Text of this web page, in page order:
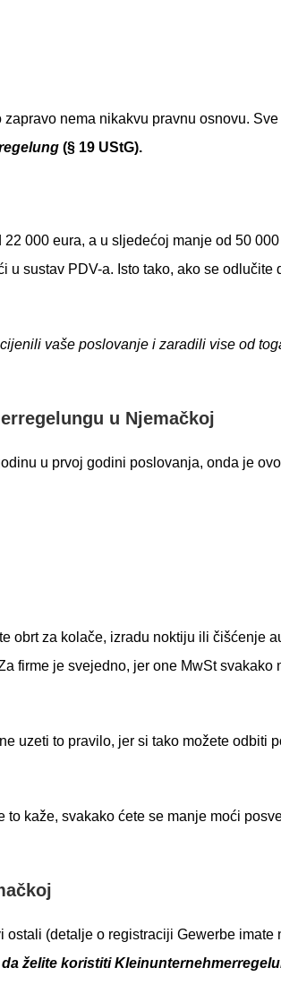
zapravo nema nikakvu pravnu osnovu.
(§ 19 UStG).
000 eura, a u sljedećoj manje od 50
sustav PDV-a. Isto tako, ako se
vaše poslovanje i zaradili vise od
u Njemačkoj
u prvoj godini poslovanja, onda je
obrt za kolače, izradu noktiju ili čišćenje
firme je svejedno, jer one MwSt
uzeti to pravilo, jer si tako možete odbiti
to kaže, svakako ćete se manje moći
ostali (detalje o registraciji Gewerbe
želite koristiti